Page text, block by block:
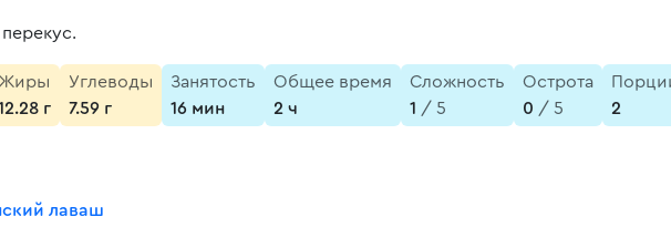
Жиры
г
Углеводы
7.59 г
Занятость
16 мин
Общее время
2 ч
Сложность
1 / 5
Острота
0 / 5
2
лаваш